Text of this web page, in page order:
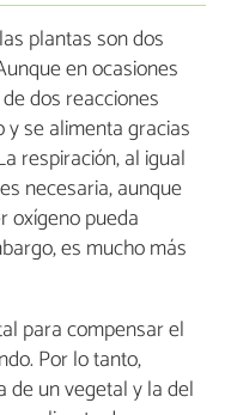
plantas son dos
en ocasiones
dos reacciones
se alimenta gracias
respiración, al igual
necesaria, aunque
oxígeno pueda
es mucho más
para compensar el
Por lo tanto,
de un vegetal y la del